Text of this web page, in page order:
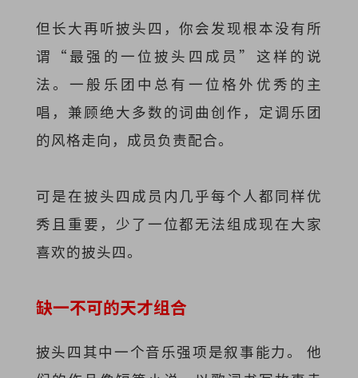
但长大再听披头四，你会发现根本没有所
谓“最强的一位披头四成员”这样的说
法。一般乐团中总有一位格外优秀的主
唱，兼顾绝大多数的词曲创作，定调乐团
的风格走向，成员负责配合。
可是在披头四成员内几乎每个人都同样优
秀且重要，少了一位都无法组成现在大家
喜欢的披头四。
缺一不可的天才组合
披头四其中一个音乐强项是叙事能力。 他